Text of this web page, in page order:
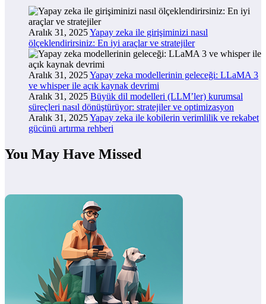
Aralık 31, 2025Yapay zeka ile girişiminizi nasıl
ölçeklendirirsiniz: En iyi araçlar ve stratejiler
Aralık 31, 2025Yapay zeka modellerinin geleceği: LLaMA 3
ve whisper ile açık kaynak devrimi
Aralık 31, 2025 Büyük dil modelleri (LLM’ler) kurumsal
süreçleri nasıl dönüştürüyor: stratejiler ve optimizasyon
Aralık 31, 2025Yapay zeka ile kobilerin verimlilik ve rekabet
gücünü artırma rehberi
You May Have Missed